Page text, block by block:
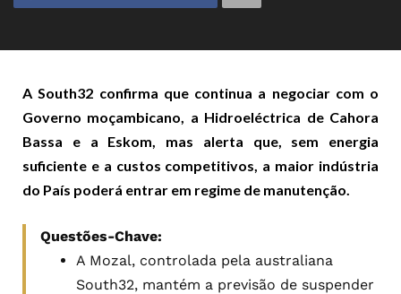
A South32 confirma que continua a negociar com o
Governo moçambicano, a Hidroeléctrica de Cahora
Bassa e a Eskom, mas alerta que, sem energia
suficiente e a custos competitivos, a maior indústria
do País poderá entrar em regime de manutenção.
Questões-Chave:
A Mozal, controlada pela australiana
South32, mantém a previsão de suspender